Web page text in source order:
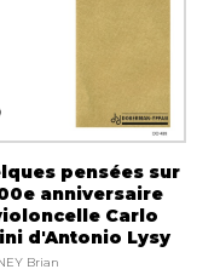
pensées sur
anniversaire
Carlo
d'Antonio Lysy
Brian